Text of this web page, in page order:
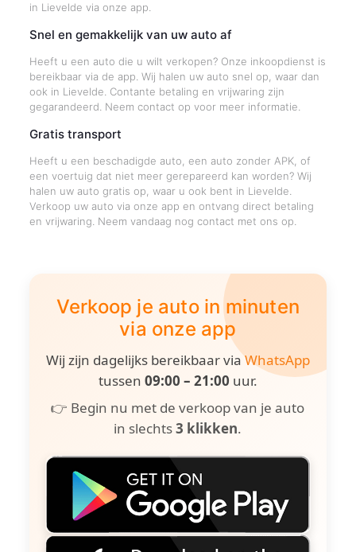
in Lievelde via onze app.
Snel en gemakkelijk van uw auto af
Heeft u een auto die u wilt verkopen? Onze inkoopdienst is
bereikbaar via de app. Wij halen uw auto snel op, waar dan
ook in Lievelde. Contante betaling en vrijwaring zijn
gegarandeerd. Neem contact op voor meer informatie.
Gratis transport
Heeft u een beschadigde auto, een auto zonder APK, of
een voertuig dat niet meer gerepareerd kan worden? Wij
halen uw auto gratis op, waar u ook bent in Lievelde.
Verkoop uw auto via onze app en ontvang direct betaling
en vrijwaring. Neem vandaag nog contact met ons op.
Verkoop je auto in minuten
via onze app
Wij zijn dagelijks bereikbaar viaWhatsApp
tussen 09:00 – 21:00 uur.
👉 Begin nu met de verkoop van je auto
in slechts3 klikken.